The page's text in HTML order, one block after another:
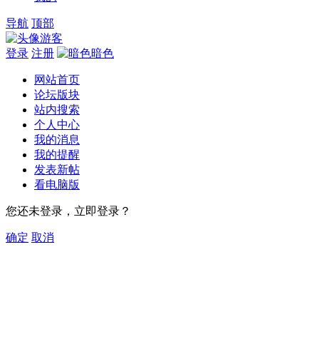
导航 顶部
游客
登录 注册 暗色
网站首页
论坛版块
站内搜索
个人中心
我的消息
我的提醒
发表新帖
看电脑版
您还未登录，立即登录？
确定 取消